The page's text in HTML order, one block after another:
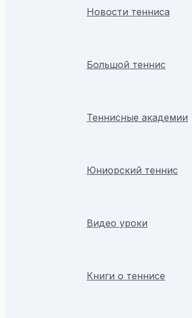
Новости тенниса
Большой теннис
Теннисные академии
Юниорский теннис
Видео уроки
Книги о теннисе